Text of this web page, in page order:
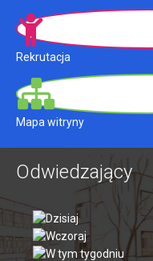
Rekrutacja
Mapa witryny
Odwiedzający